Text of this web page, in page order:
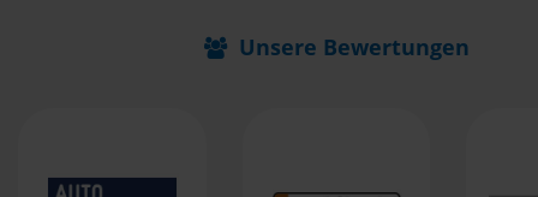
Unsere Bewertungen